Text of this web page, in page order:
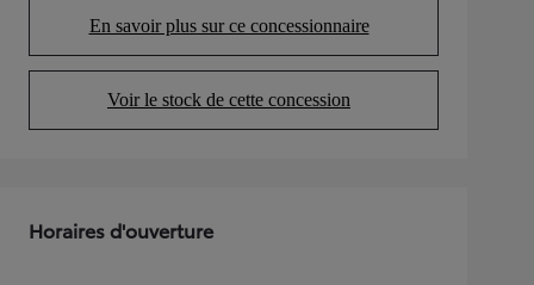
En savoir plus sur ce concessionnaire
(Opens in new tab)
Voir le stock de cette concession
(Opens in new tab)
Horaires d'ouverture